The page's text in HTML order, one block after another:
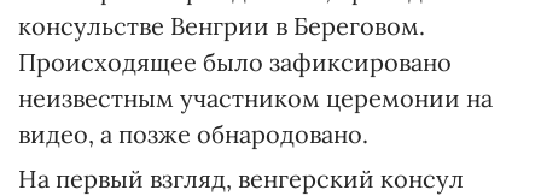
консульстве Венгрии в Береговом.
Происходящее было зафиксировано
неизвестным участником церемонии на
видео, а позже обнародовано.
На первый взгляд, венгерский консул